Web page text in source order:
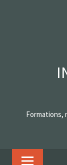
Formations,